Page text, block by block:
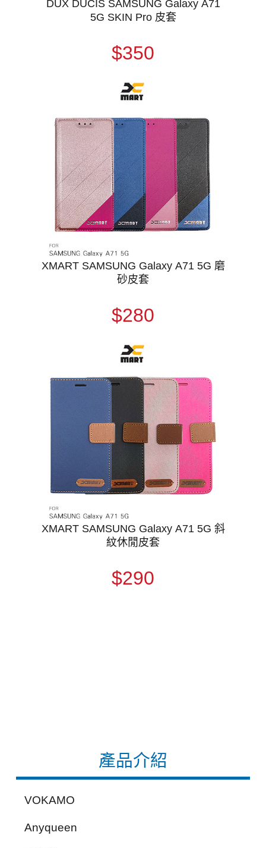
產品介紹
VOKAMO
Anyqueen
DUX DUCIS SAMSUNG Galaxy A71
5G SKIN Pro 皮套
$350
XMART SAMSUNG Galaxy A71 5G 磨
砂皮套
$280
XMART SAMSUNG Galaxy A71 5G 斜
紋休閒皮套
$290